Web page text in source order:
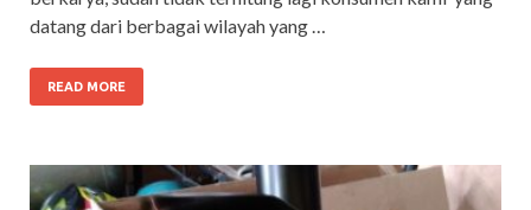
datang dari berbagai wilayah yang …
READ MORE